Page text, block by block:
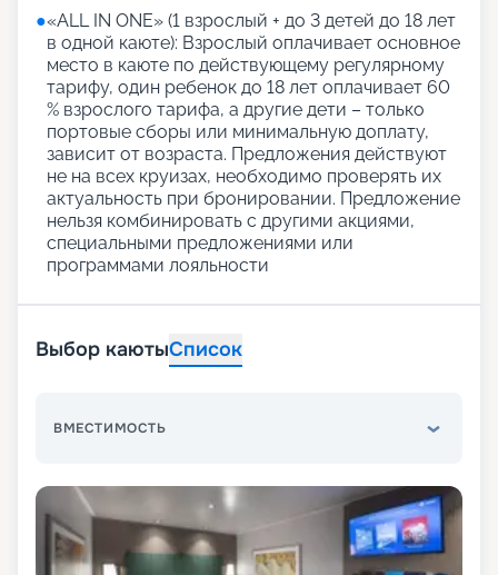
●«АLL IN ONE» (1 взрослый + до 3 детей до 18 лет
в одной каюте): Взрослый оплачивает основное
место в каюте по действующему регулярному
тарифу, один ребенок до 18 лет оплачивает 60
% взрослого тарифа, а другие дети – только
портовые сборы или минимальную доплату,
зависит от возраста. Предложения действуют
не на всех круизах, необходимо проверять их
актуальность при бронировании. Предложение
нельзя комбинировать с другими акциями,
специальными предложениями или
программами лояльности
Выбор каютыСписок
ВМЕСТИМОСТЬ